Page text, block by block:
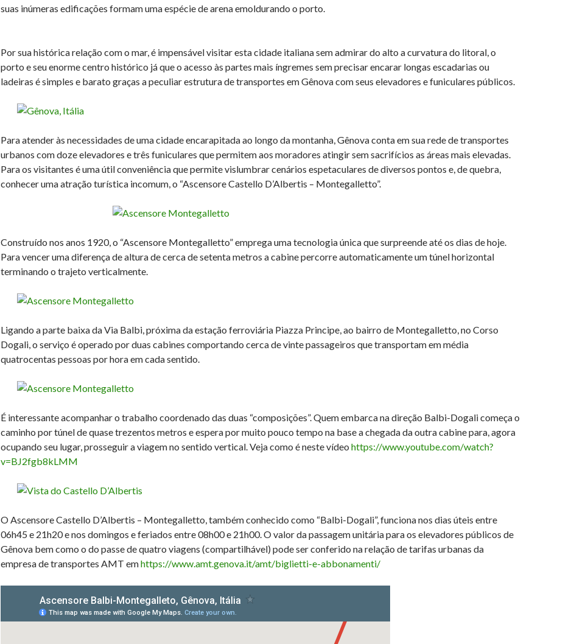
suas inúmeras edificações formam uma espécie de arena emoldurando o porto.
Por sua histórica relação com o mar, é impensável visitar esta cidade italiana sem admirar do alto a curvatura do litoral, o
porto e seu enorme centro histórico já que o acesso às partes mais íngremes sem precisar encarar longas escadarias ou
ladeiras é simples e barato graças a peculiar estrutura de transportes em Gênova com seus elevadores e funiculares públicos.
Para atender às necessidades de uma cidade encarapitada ao longo da montanha, Gênova conta em sua rede de transportes
urbanos com doze elevadores e três funiculares que permitem aos moradores atingir sem sacrifícios as áreas mais elevadas.
Para os visitantes é uma útil conveniência que permite vislumbrar cenários espetaculares de diversos pontos e, de quebra,
conhecer uma atração turística incomum, o “Ascensore Castello D’Albertis – Montegalletto”.
Construído nos anos 1920, o “Ascensore Montegalletto” emprega uma tecnologia única que surpreende até os dias de hoje.
Para vencer uma diferença de altura de cerca de setenta metros a cabine percorre automaticamente um túnel horizontal
terminando o trajeto verticalmente.
Ligando a parte baixa da Via Balbi, próxima da estação ferroviária Piazza Principe, ao bairro de Montegalletto, no Corso
Dogali, o serviço é operado por duas cabines comportando cerca de vinte passageiros que transportam em média
quatrocentas pessoas por hora em cada sentido.
É interessante acompanhar o trabalho coordenado das duas “composições”. Quem embarca na direção Balbi-Dogali começa o
caminho por túnel de quase trezentos metros e espera por muito pouco tempo na base a chegada da outra cabine para, agora
ocupando seu lugar, prosseguir a viagem no sentido vertical. Veja como é neste vídeo https://www.youtube.com/watch?
v=BJ2fgb8kLMM
O Ascensore Castello D’Albertis – Montegalletto, também conhecido como “Balbi-Dogali”, funciona nos dias úteis entre
06h45 e 21h20 e nos domingos e feriados entre 08h00 e 21h00. O valor da passagem unitária para os elevadores públicos de
Gênova bem como o do passe de quatro viagens (compartilhável) pode ser conferido na relação de tarifas urbanas da
empresa de transportes AMT emhttps://www.amt.genova.it/amt/biglietti-e-abbonamenti/